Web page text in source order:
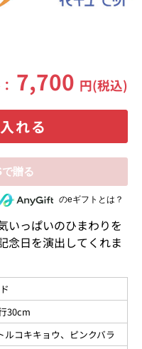
7,700 円(税込)
れる
eギフトで贈るのeギフトとは？
いっぱいのひまわりを
念日を演出してくれま
30cm
ルコキキョウ、ピンクバラ